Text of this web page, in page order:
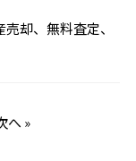
却、無料査定、
へ »